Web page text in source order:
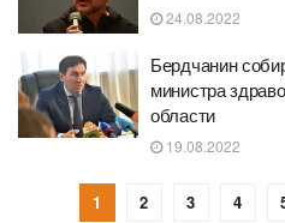
24.08.2022
Бердчанин
министра
области
19.08.2022
1 2 3 4